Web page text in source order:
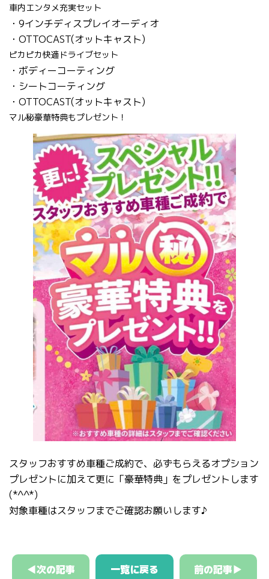
車内エンタメ充実セット
・9インチディスプレイオーディオ
・OTTOCAST(オットキャスト)
ピカピカ快適ドライブセット
・ボディーコーティング
・シートコーティング
・OTTOCAST(オットキャスト)
マル秘豪華特典もプレゼント！
スタッフおすすめ車種ご成約で、必ずもらえるオプション
プレゼントに加えて更に「豪華特典」をプレゼントします
(*^^*)
対象車種はスタッフまでご確認お願いします♪
◀次の記事 一覧に戻る 前の記事▶